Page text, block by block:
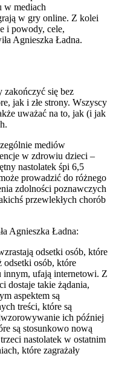
w mediach
w gry online. Z kolei
i powody, cele,
Agnieszka Ładna.
zakończyć się bez
jak i złe strony. Wszyscy
uważać na to, jak (i jak
mediów
w zdrowiu dzieci –
nastolatek śpi 6,5
prowadzić do różnego
zdolności poznawczych
przewlekłych chorób
Agnieszka Ładna:
odsetki osób, które
odsetki osób, które
innym, ufają internetowi. Z
dostaje takie żądania,
aspektem są
treści, które są
ich później
są stosunkowo nową
nastolatek w ostatnim
które zagrażały